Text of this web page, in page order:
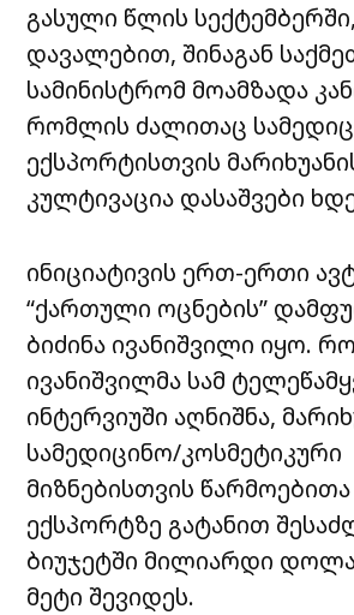
გასული წლის
დავალებით, შინაგან
სამინისტრომ მოამზადა
რომლის ძალითაც
ექსპორტისთვის
კულტივაცია დასაშვები
ინიციატივის ერთ-ერთი
“ქართული ოცნების”
ბიძინა ივანიშვილი იყო.
ივანიშვილმა სამ
ინტერვიუში აღნიშნა,
სამედიცინო/კოსმეტიკური
მიზნებისთვის
ექსპორტზე გატანით
ბიუჯეტში მილიარდი
მეტი შევიდეს.